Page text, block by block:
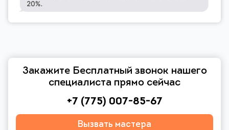
Закажите Бесплатный звонок нашего
специалиста прямо сейчас
+7 (775) 007-85-67
Вызвать мастера